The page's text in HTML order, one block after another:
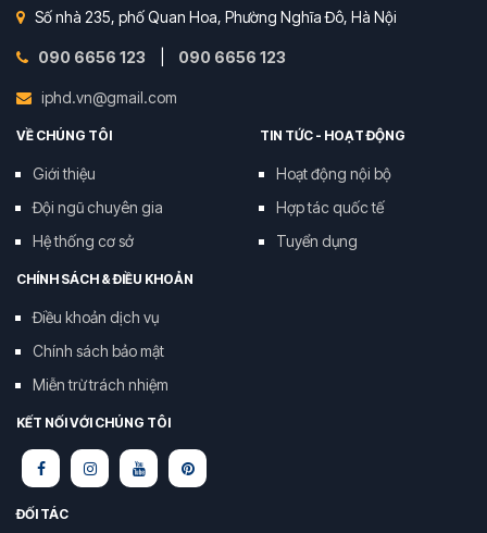
Số nhà 235, phố Quan Hoa, Phường Nghĩa Đô, Hà Nội
090 6656 123 090 6656 123
iphd.vn@gmail.com
VỀ CHÚNG TÔI
Giới thiệu
Đội ngũ chuyên gia
Hệ thống cơ sở
TIN TỨC - HOẠT ĐỘNG
Hoạt động nội bộ
Hợp tác quốc tế
Tuyển dụng
CHÍNH SÁCH & ĐIỀU KHOẢN
Điều khoản dịch vụ
Chính sách bảo mật
Miễn trừ trách nhiệm
KẾT NỐI VỚI CHÚNG TÔI
ĐỐI TÁC